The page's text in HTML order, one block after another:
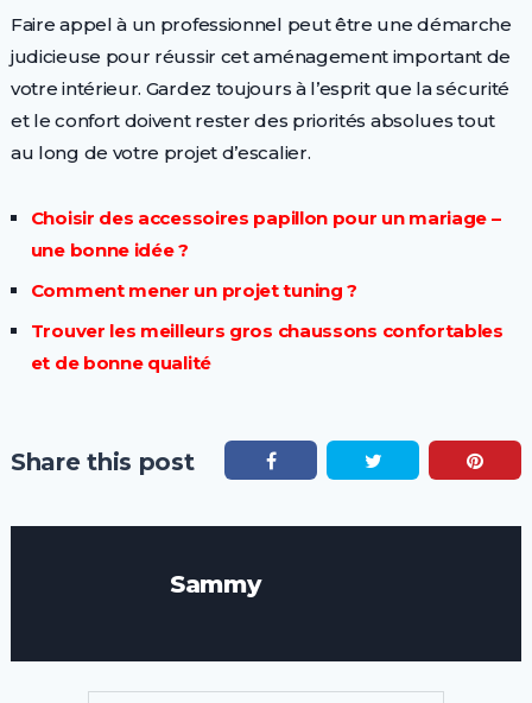
Faire appel à un professionnel peut être une démarche
judicieuse pour réussir cet aménagement important de
votre intérieur. Gardez toujours à l’esprit que la sécurité
et le confort doivent rester des priorités absolues tout
au long de votre projet d’escalier.
Choisir des accessoires papillon pour un mariage –
une bonne idée ?
Comment mener un projet tuning ?
Trouver les meilleurs gros chaussons confortables
et de bonne qualité
Share this post
Sammy